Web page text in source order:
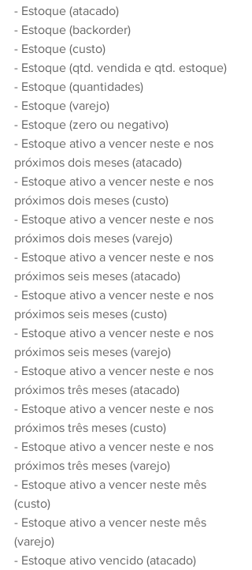
- Estoque (atacado)
- Estoque (backorder)
- Estoque (custo)
- Estoque (qtd. vendida e qtd. estoque)
- Estoque (quantidades)
- Estoque (varejo)
- Estoque (zero ou negativo)
- Estoque ativo a vencer neste e nos
próximos dois meses (atacado)
- Estoque ativo a vencer neste e nos
próximos dois meses (custo)
- Estoque ativo a vencer neste e nos
próximos dois meses (varejo)
- Estoque ativo a vencer neste e nos
próximos seis meses (atacado)
- Estoque ativo a vencer neste e nos
próximos seis meses (custo)
- Estoque ativo a vencer neste e nos
próximos seis meses (varejo)
- Estoque ativo a vencer neste e nos
próximos três meses (atacado)
- Estoque ativo a vencer neste e nos
próximos três meses (custo)
- Estoque ativo a vencer neste e nos
próximos três meses (varejo)
- Estoque ativo a vencer neste mês
(custo)
- Estoque ativo a vencer neste mês
(varejo)
- Estoque ativo vencido (atacado)